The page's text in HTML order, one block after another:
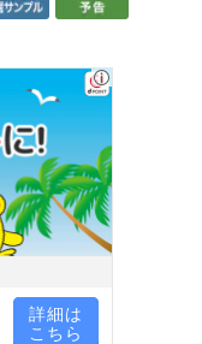
詳細は
こちら